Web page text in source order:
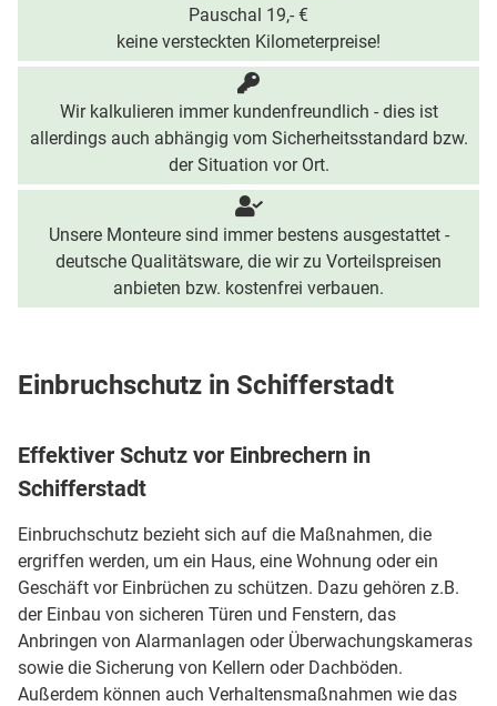
Pauschal 19,- €
keine versteckten Kilometerpreise!
Wir kalkulieren immer kundenfreundlich - dies ist
allerdings auch abhängig vom Sicherheitsstandard bzw.
der Situation vor Ort.
Unsere Monteure sind immer bestens ausgestattet -
deutsche Qualitätsware, die wir zu Vorteilspreisen
anbieten bzw. kostenfrei verbauen.
Einbruchschutz in Schifferstadt
Effektiver Schutz vor Einbrechern in
Schifferstadt
Einbruchschutz bezieht sich auf die Maßnahmen, die
ergriffen werden, um ein Haus, eine Wohnung oder ein
Geschäft vor Einbrüchen zu schützen. Dazu gehören z.B.
der Einbau von sicheren Türen und Fenstern, das
Anbringen von Alarmanlagen oder Überwachungskameras
sowie die Sicherung von Kellern oder Dachböden.
Außerdem können auch Verhaltensmaßnahmen wie das